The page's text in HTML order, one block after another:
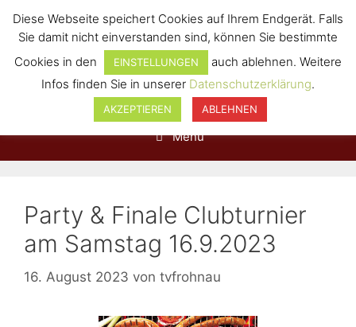
Menü
Party & Finale Clubturnier
am Samstag 16.9.2023
16. August 2023 von tvfrohnau
Diese Webseite speichert Cookies auf Ihrem Endgerät. Falls
Sie damit nicht einverstanden sind, können Sie bestimmte
Cookies in den
EINSTELLUNGEN
auch ablehnen. Weitere
Infos finden Sie in unserer Datenschutzerklärung.
AKZEPTIEREN ABLEHNEN